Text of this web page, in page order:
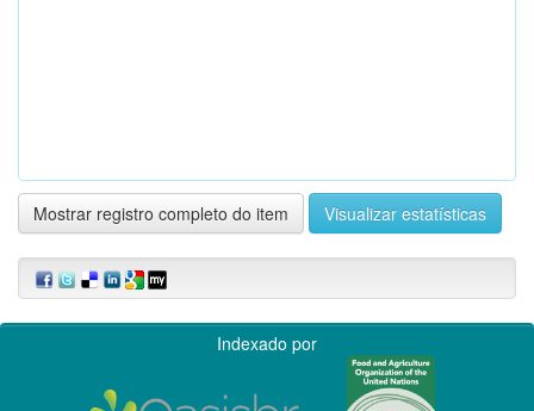
Mostrar registro completo do item Visualizar estatísticas
Indexado por